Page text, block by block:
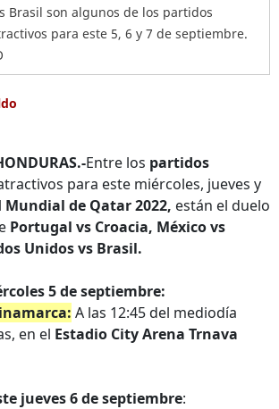
Brasil son algunos de los partidos
para este 5, 6 y 7 de septiembre.
Entre los partidos
para este miércoles, jueves y
Mundial de Qatar 2022, están el duelo
Portugal vs Croacia, México vs
Unidos vs Brasil.
5 de septiembre:
A las 12:45 del mediodía
en el Estadio City Arena Trnava
jueves 6 de septiembre: